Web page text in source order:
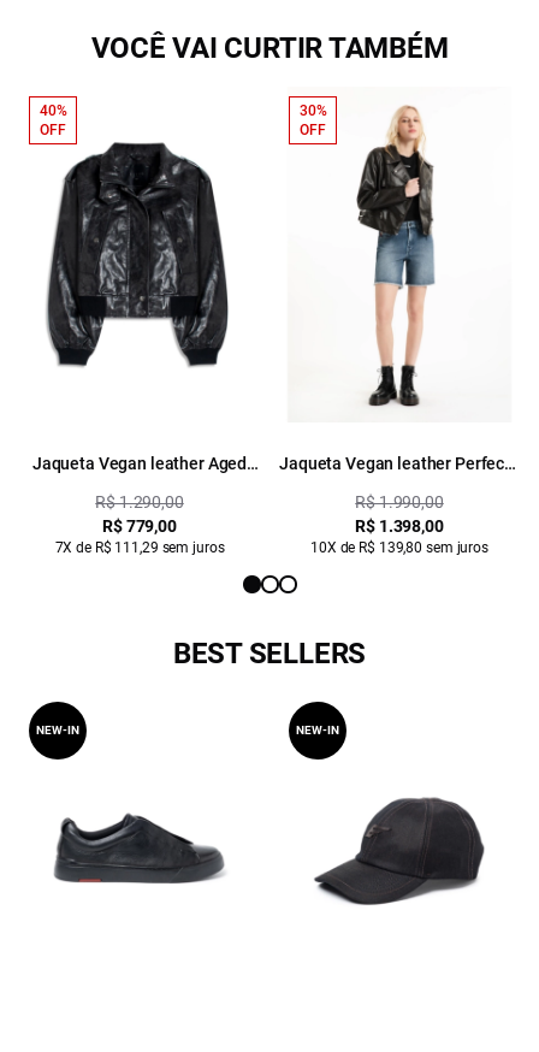
VOCÊ VAI CURTIR TAMBÉM
Jaqueta Vegan leather Aged
R$ 1.290,00
R$ 779,00
7X de R$ 111,29 sem juros
40%
OFF
Jaqueta Vegan leather Perfecto
R$ 1.990,00
R$ 1.398,00
10X de R$ 139,80 sem juros
30%
OFF
BEST SELLERS
NEW-IN NEW-IN